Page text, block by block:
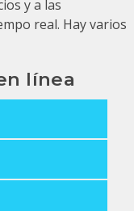
y a las
real. Hay varios
línea